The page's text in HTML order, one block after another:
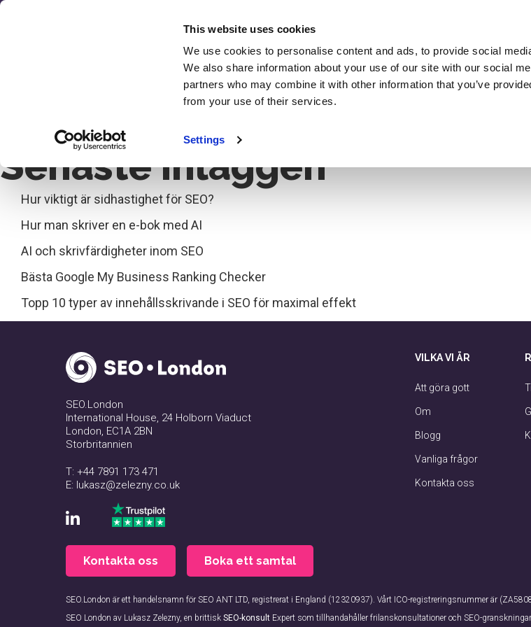
This website uses cookies
We use cookies to personalise content and ads, to provide social
We also share information about your use of our site with our social
partners who may combine it with other information that you’ve
from your use of their services.
Settings
Hoppa
SEO Nedladdningar SEO-Blogg
Recensioner
Senaste inläggen
Hur viktigt är sidhastighet för SEO?
Hur man skriver en e-bok med AI
AI och skrivfärdigheter inom SEO
Bästa Google My Business Ranking Checker
Topp 10 typer av innehållsskrivande i SEO för maximal effekt
SEO.London
International House, 24 Holborn Viaduct
London, EC1A 2BN
Storbritannien
T: +44 7891 173 471
E: lukasz@zelezny.co.uk
Kontakta oss Boka ett samtal
VILKA VI ÄR
Att göra gott
Om
Blogg
Vanliga frågor
Kontakta oss
SEO.London är ett handelsnamn för SEO ANT LTD, registrerat i England (12320937). Vårt ICO-registreringsnummer är
SEO London av Lukasz Zelezny, en brittisk SEO-konsult Expert som tillhandahåller frilanskonsultationer och SEO-granskningar